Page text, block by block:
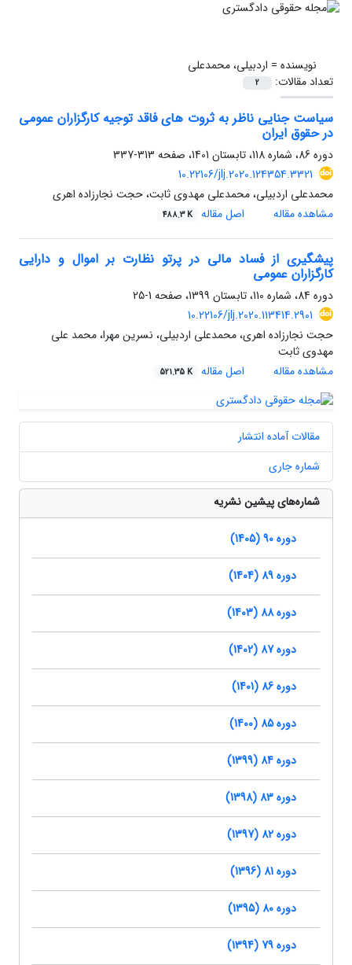
نویسنده = اردبیلی، محمدعلی
تعداد مقالات:
2
سیاست جنایی ناظر به ثروت های فاقد توجیه کارگزاران عمومی
در حقوق ایران
دوره 86، شماره 118، تابستان 1401، صفحه
313-337
10.22106/jlj.2020.124354.3321
محمدعلی اردبیلی، محمدعلی مهدوی ثابت، حجت نجارزاده اهری
مشاهده مقاله
اصل مقاله 488.3 K
پیشگیری از فساد مالی در پرتو نظارت بر اموال و دارایی
کارگزاران عمومی
دوره 84، شماره 110، تابستان 1399، صفحه
1-25
10.22106/jlj.2020.113414.2901
حجت نجارزاده اهری، محمدعلی اردبیلی، نسرین مهرا، محمد علی
مهدوی ثابت
مشاهده مقاله
اصل مقاله 521.35 K
مقالات آماده انتشار
شماره جاری
شماره‌های پیشین نشریه
دوره 90 (1405)
دوره 89 (1404)
دوره 88 (1403)
دوره 87 (1402)
دوره 86 (1401)
دوره 85 (1400)
دوره 84 (1399)
دوره 83 (1398)
دوره 82 (1397)
دوره 81 (1396)
دوره 80 (1395)
دوره 79 (1394)